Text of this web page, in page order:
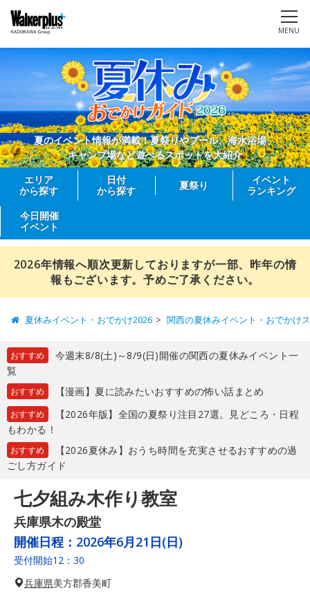
MENU
夏のイベント情報が満載！夏祭りやプール、海水浴場、
キャンプ場など遊べるスポットを大紹介
エリア
から探す
日付
から探す
夏祭り
イベント
ランキング
今日開催
イベント
2026年情報へ順次更新しておりますが一部、昨年の情
報もございます。予めご了承ください。
夏休みイベント・おでかけ2026 関西の夏休みイベント・おでかけ
おすすめ
今週末8/8(土)～8/9(日)開催の関西の夏休みイベント一
覧
おすすめ 【漫画】夏に読みたいおすすめの怖い話まとめ
おすすめ
【2026年版】全国の夏祭り注目27選。見どころ・日程
もわかる！
おすすめ
【2026夏休み】おうち時間を充実させるおすすめの過
ごし方ガイド
七夕組み木作り教室
兵庫県木の殿堂
開催日程： 2026年6月21日(日)
受付開始12：30
兵庫県美方郡香美町